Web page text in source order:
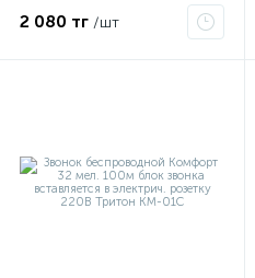
2 080 тг /шт